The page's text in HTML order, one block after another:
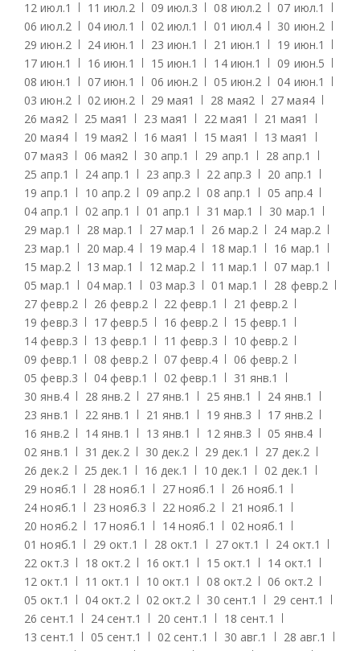
12 июл.1 11 июл.2 09 июл.3 08 июл.2 07 июл.1
06 июл.2 04 июл.1 02 июл.1 01 июл.4 30 июн.2
29 июн.2 24 июн.1 23 июн.1 21 июн.1 19 июн.1
17 июн.1 16 июн.1 15 июн.1 14 июн.1 09 июн.5
08 июн.1 07 июн.1 06 июн.2 05 июн.2 04 июн.1
03 июн.2 02 июн.2 29 мая1 28 мая2 27 мая4
26 мая2 25 мая1 23 мая1 22 мая1 21 мая1
20 мая4 19 мая2 16 мая1 15 мая1 13 мая1
07 мая3 06 мая2 30 апр.1 29 апр.1 28 апр.1
25 апр.1 24 апр.1 23 апр.3 22 апр.3 20 апр.1
19 апр.1 10 апр.2 09 апр.2 08 апр.1 05 апр.4
04 апр.1 02 апр.1 01 апр.1 31 мар.1 30 мар.1
29 мар.1 28 мар.1 27 мар.1 26 мар.2 24 мар.2
23 мар.1 20 мар.4 19 мар.4 18 мар.1 16 мар.1
15 мар.2 13 мар.1 12 мар.2 11 мар.1 07 мар.1
05 мар.1 04 мар.1 03 мар.3 01 мар.1 28 февр.2
27 февр.2 26 февр.2 22 февр.1 21 февр.2
19 февр.3 17 февр.5 16 февр.2 15 февр.1
14 февр.3 13 февр.1 11 февр.3 10 февр.2
09 февр.1 08 февр.2 07 февр.4 06 февр.2
05 февр.3 04 февр.1 02 февр.1 31 янв.1
30 янв.4 28 янв.2 27 янв.1 25 янв.1 24 янв.1
23 янв.1 22 янв.1 21 янв.1 19 янв.3 17 янв.2
16 янв.2 14 янв.1 13 янв.1 12 янв.3 05 янв.4
02 янв.1 31 дек.2 30 дек.2 29 дек.1 27 дек.2
26 дек.2 25 дек.1 16 дек.1 10 дек.1 02 дек.1
29 нояб.1 28 нояб.1 27 нояб.1 26 нояб.1
24 нояб.1 23 нояб.3 22 нояб.2 21 нояб.1
20 нояб.2 17 нояб.1 14 нояб.1 02 нояб.1
01 нояб.1 29 окт.1 28 окт.1 27 окт.1 24 окт.1
22 окт.3 18 окт.2 16 окт.1 15 окт.1 14 окт.1
12 окт.1 11 окт.1 10 окт.1 08 окт.2 06 окт.2
05 окт.1 04 окт.2 02 окт.2 30 сент.1 29 сент.1
26 сент.1 24 сент.1 20 сент.1 18 сент.1
13 сент.1 05 сент.1 02 сент.1 30 авг.1 28 авг.1